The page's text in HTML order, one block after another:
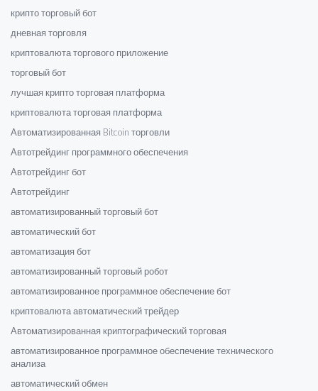
крипто торговый бот
дневная торговля
криптовалюта торгового приложение
торговый бот
лучшая крипто торговая платформа
криптовалюта торговая платформа
Автоматизированная Bitcoin торговли
Автотрейдинг программного обеспечения
Автотрейдинг бот
Автотрейдинг
автоматизированный торговый бот
автоматический бот
автоматизация бот
автоматизированный торговый робот
автоматизированное программное обеспечение бот
криптовалюта автоматический трейдер
Автоматизированная криптографический торговая
автоматизированное программное обеспечение технического
анализа
автоматический обмен